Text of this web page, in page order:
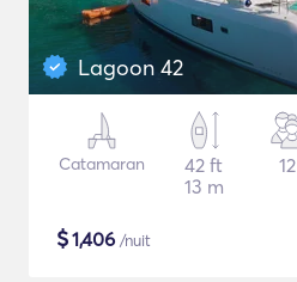
Lagoon 42
Catamaran
42 ft
13 m
12
$1,406 /nuit